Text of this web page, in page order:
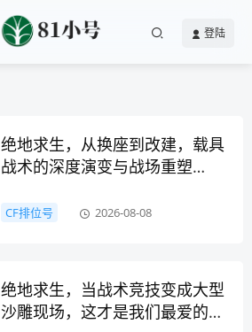
登陆
绝地求生，从换座到改建，载具
战术的深度演变与战场重塑
CF排位号 2026-08-08
绝地求生，当战术竞技变成大型
沙雕现场，这才是我们最爱的吃